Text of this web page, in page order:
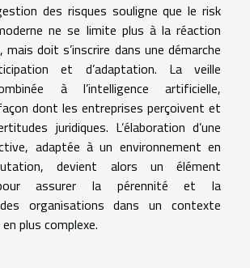
des risques souligne que le risk
ne se limite plus à la réaction
mais doit s’inscrire dans une démarche
et d’adaptation. La veille
à l’intelligence artificielle,
dont les entreprises perçoivent et
juridiques. L’élaboration d’une
adaptée à un environnement en
devient alors un élément
assurer la pérennité et la
organisations dans un contexte
plus complexe.